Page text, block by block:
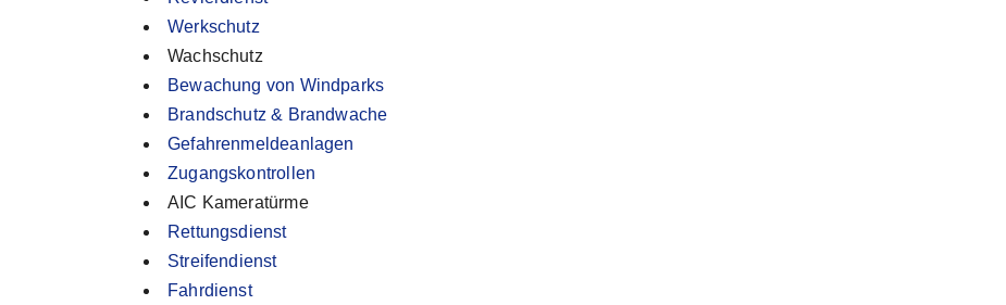
Werkschutz
Wachschutz
Bewachung von Windparks
Brandschutz & Brandwache
Gefahrenmeldeanlagen
Zugangskontrollen
AIC Kameratürme
Rettungsdienst
Streifendienst
Fahrdienst